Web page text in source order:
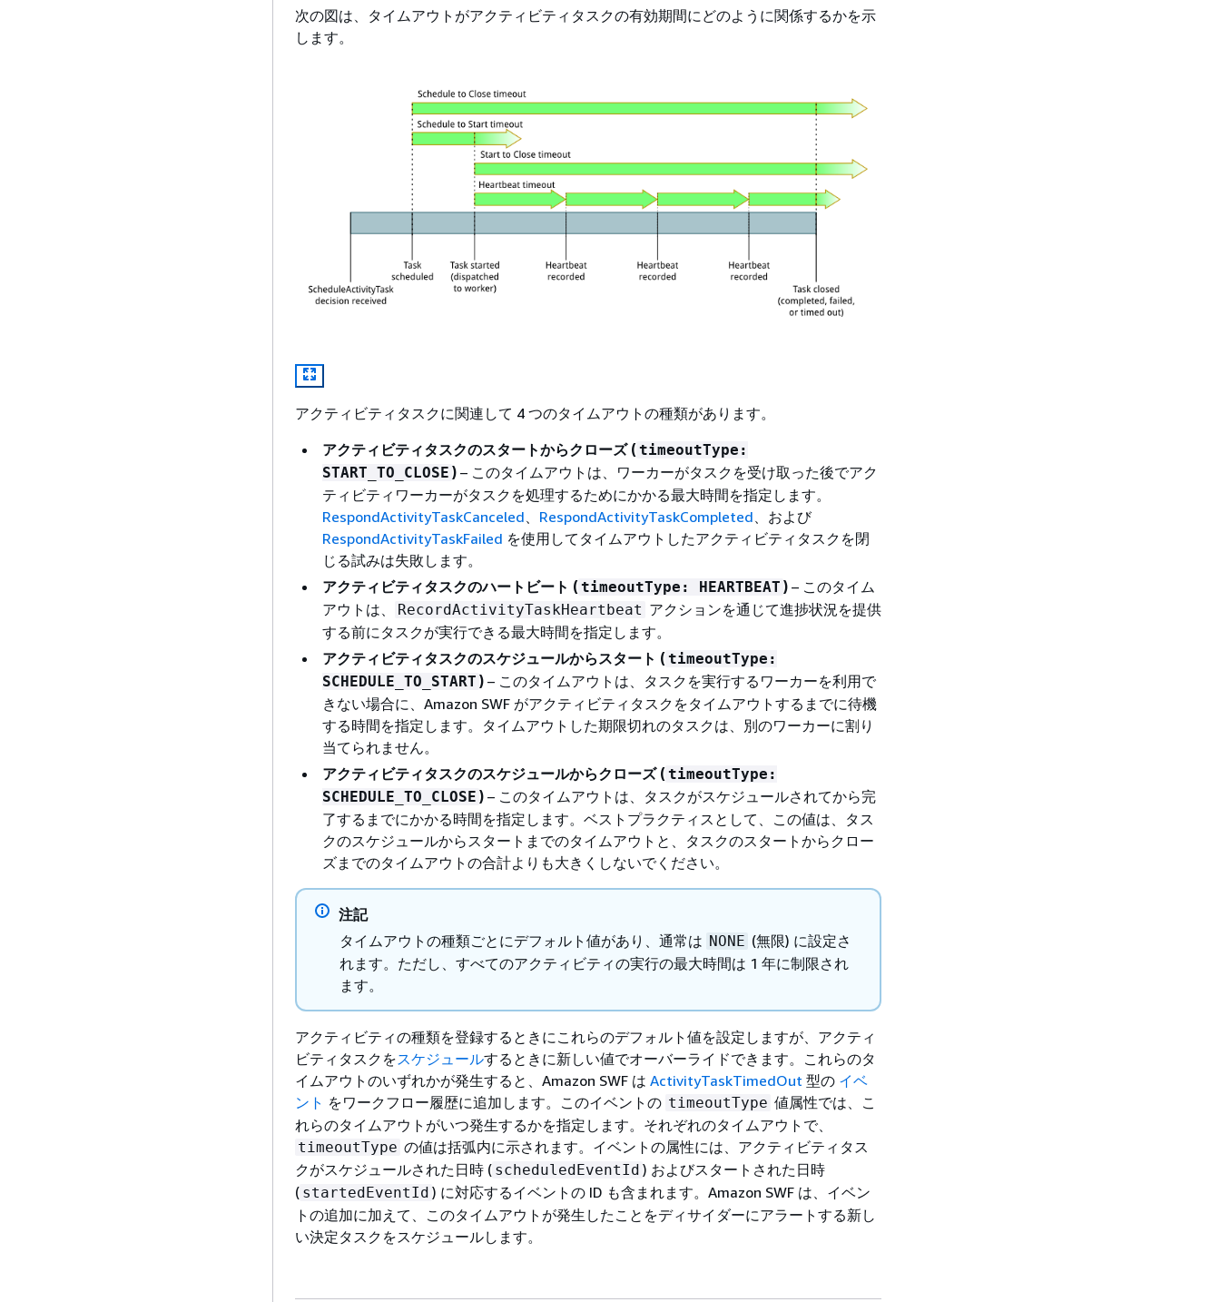
次の図は、タイムアウトがアクティビティタスクの有効期間にどのように関係するかを示
します。
アクティビティタスクに関連して 4 つのタイムアウトの種類があります。
アクティビティタスクのスタートからクローズ (timeoutType:
START_TO_CLOSE ) – このタイムアウトは、ワーカーがタスクを受け取った後でアク
ティビティワーカーがタスクを処理するためにかかる最大時間を指定します。
RespondActivityTaskCanceled
RespondActivityTaskCompleted 、および
RespondActivityTaskFailed を使用してタイムアウトしたアクティビティタスクを閉
じる試みは失敗します。
アクティビティタスクのハートビート (timeoutType: HEARTBEAT ) – このタイム
アウトは、
RecordActivityTaskHeartbeat アクションを通じて進捗状況を提供
する前にタスクが実行できる最大時間を指定します。
アクティビティタスクのスケジュールからスタート (timeoutType:
SCHEDULE_TO_START ) – このタイムアウトは、タスクを実行するワーカーを利用で
きない場合に、Amazon SWF がアクティビティタスクをタイムアウトするまでに待機
する時間を指定します。タイムアウトした期限切れのタスクは、別のワーカーに割り
当てられません。
アクティビティタスクのスケジュールからクローズ (timeoutType:
SCHEDULE_TO_CLOSE ) – このタイムアウトは、タスクがスケジュールされてから完
了するまでにかかる時間を指定します。ベストプラクティスとして、この値は、タス
クのスケジュールからスタートまでのタイムアウトと、タスクのスタートからクロー
ズまでのタイムアウトの合計よりも大きくしないでください。
注記
タイムアウトの種類ごとにデフォルト値があり、通常は NONE (無限) に設定さ
れます。ただし、すべてのアクティビティの実行の最大時間は 1 年に制限され
ます。
アクティビティの種類を登録するときにこれらのデフォルト値を設定しますが、アクティ
ビティタスクをスケジュールするときに新しい値でオーバーライドできます。これらのタ
イムアウトのいずれかが発生すると、Amazon SWF は ActivityTaskTimedOut 型の イベ
ント をワークフロー履歴に追加します。このイベントの timeoutType 値属性では、こ
れらのタイムアウトがいつ発生するかを指定します。それぞれのタイムアウトで、
timeoutType の値は括弧内に示されます。イベントの属性には、アクティビティタス
クがスケジュールされた日時 ( scheduledEventId ) およびスタートされた日時
( startedEventId ) に対応するイベントの ID も含まれます。Amazon SWF は、イベン
トの追加に加えて、このタイムアウトが発生したことをディサイダーにアラートする新し
い決定タスクをスケジュールします。